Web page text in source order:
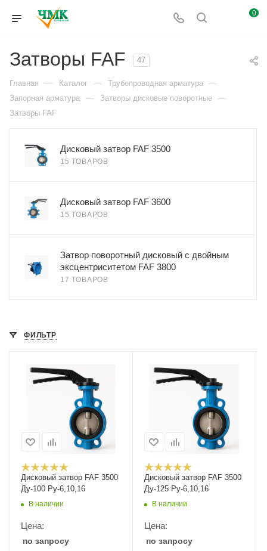
0
Затворы FAF 47
Главная — Каталог — Трубопроводная арматура —
Запорная арматура — Затворы дисковые поворотные —
Затворы FAF
Дисковый затвор FAF 3500
15 ТОВАРОВ
Дисковый затвор FAF 3600
15 ТОВАРОВ
Затвор поворотный дисковый с двойным
эксцентриситетом FAF 3800
17 ТОВАРОВ
ФИЛЬТР
Дисковый затвор FAF 3500
Ду-100 Ру-6,10,16
В наличии
Цена:
по запросу
Дисковый затвор FAF 3500
Ду-125 Ру-6,10,16
В наличии
Цена:
по запросу